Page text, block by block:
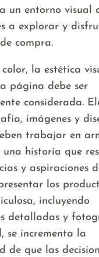
un entorno visual
a explorar y
compra.
la estética
página debe ser
considerada.
imágenes y
trabajar en
historia que
y aspiraciones
los
incluyendo
detalladas y
se incrementa la
de que las